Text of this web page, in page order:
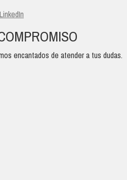
LinkedIn
encantados de atender a tus dudas.